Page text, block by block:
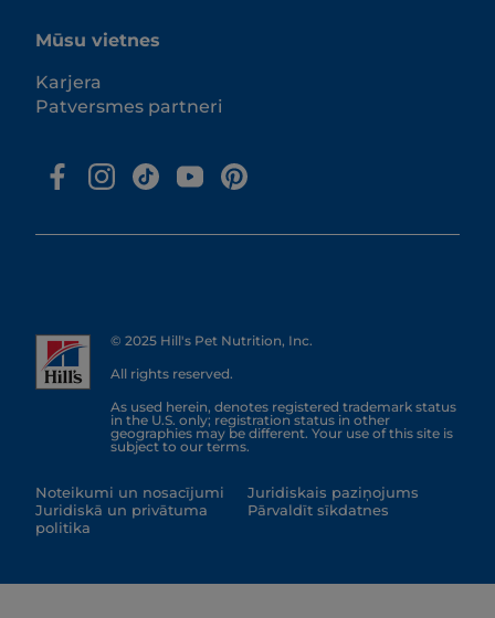
Mūsu vietnes
Karjera
Patversmes partneri
© 2025 Hill's Pet Nutrition, Inc.
All rights reserved.
As used herein, denotes registered trademark status
in the U.S. only; registration status in other
geographies may be different. Your use of this site is
subject to our terms.
Noteikumi un nosacījumi
Juridiskā un privātuma
politika
Juridiskais paziņojums
Pārvaldīt sīkdatnes